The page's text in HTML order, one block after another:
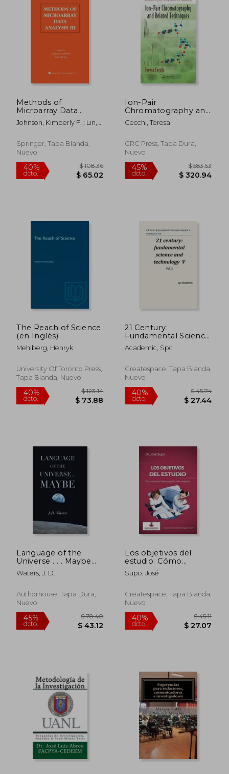
$ 40.67
40% 45%
dcto.
Methods of
Microarray Data
Analysis III: Papers
from Camda '02 (en
Johnson, Kimberly F. ; Lin,
Springer, Tapa Blanda,
Nuevo
Ion-Pair
Chromatography and
Related Techniques
(en Inglés)
Cecchi, Teresa
CRC Press, Tapa Dura,
Nuevo
45%
dcto.
The Reach of Science
(en Inglés)
Mehlberg, Henryk
University Of Toronto Press,
Tapa Blanda, Nuevo
21 Century:
Fundamental Science
and Technology V (en
Ruso)
Academic, Spc
Createspace, Tapa Blanda,
Nuevo
Language of the
Universe . . . Maybe
(en Inglés)
Waters, J. D.
Authorhouse, Tapa Dura,
Nuevo
Los objetivos del
estudio: Cómo
expresar el deseo
específico del
Supo, José
Createspace, Tapa Blanda,
Nuevo